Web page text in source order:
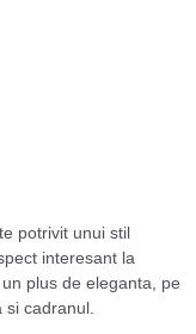
potrivit unui stil
interesant la
plus de eleganta, pe
cadranul.